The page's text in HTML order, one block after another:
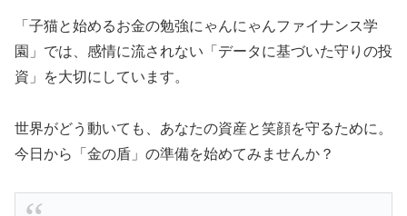
「子猫と始めるお金の勉強にゃんにゃんファイナンス学
園」では、感情に流されない「データに基づいた守りの投
資」を大切にしています。
世界がどう動いても、あなたの資産と笑顔を守るために。
今日から「金の盾」の準備を始めてみませんか？